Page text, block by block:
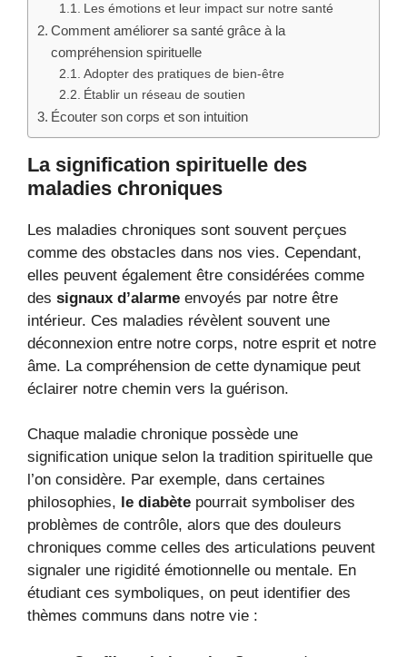
Les émotions et leur impact sur notre santé
Comment améliorer sa santé grâce à la
compréhension spirituelle
Adopter des pratiques de bien-être
Établir un réseau de soutien
Écouter son corps et son intuition
La signification spirituelle des
maladies chroniques
Les maladies chroniques sont souvent perçues
comme des obstacles dans nos vies. Cependant,
elles peuvent également être considérées comme
des signaux d’alarme envoyés par notre être
intérieur. Ces maladies révèlent souvent une
déconnexion entre notre corps, notre esprit et notre
âme. La compréhension de cette dynamique peut
éclairer notre chemin vers la guérison.
Chaque maladie chronique possède une
signification unique selon la tradition spirituelle que
l’on considère. Par exemple, dans certaines
philosophies, le diabète pourrait symboliser des
problèmes de contrôle, alors que des douleurs
chroniques comme celles des articulations peuvent
signaler une rigidité émotionnelle ou mentale. En
étudiant ces symboliques, on peut identifier des
thèmes communs dans notre vie :